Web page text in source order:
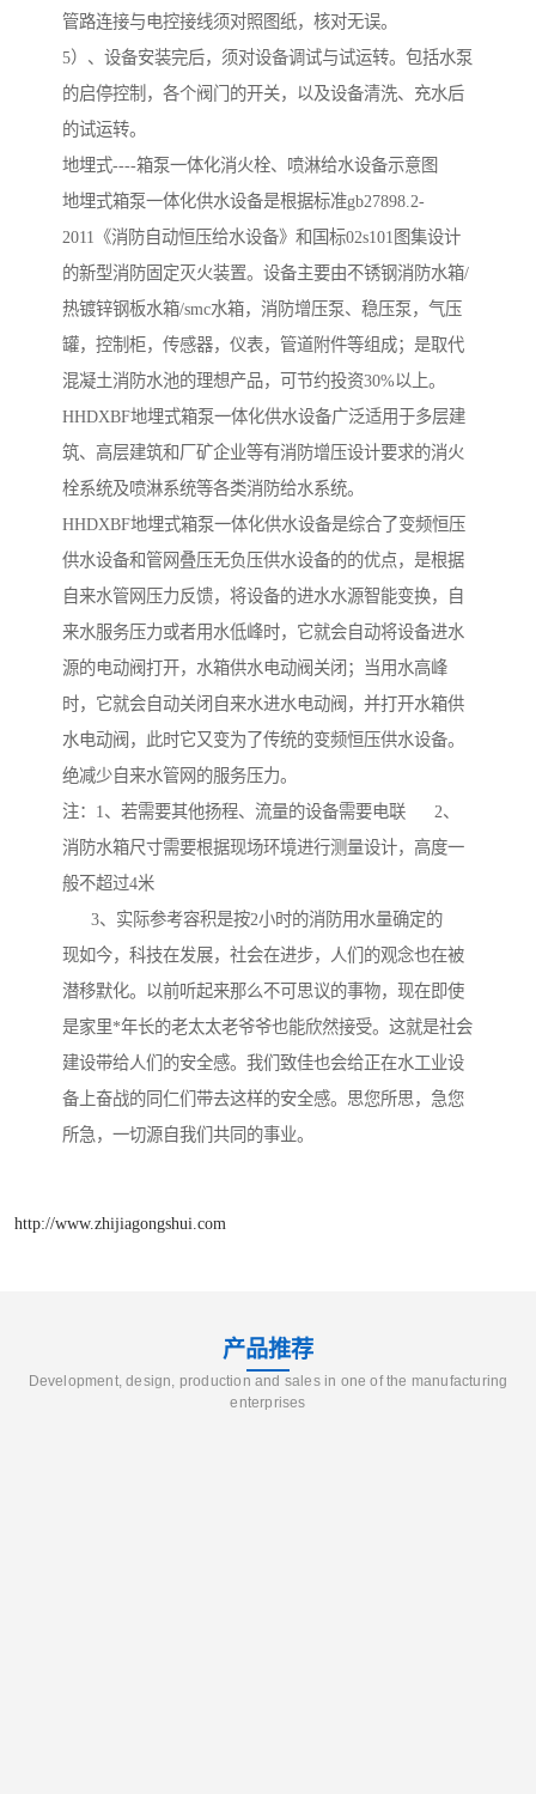
管路连接与电控接线须对照图纸，核对无误。
5）、设备安装完后，须对设备调试与试运转。包括水泵
的启停控制，各个阀门的开关，以及设备清洗、充水后
的试运转。
地埋式----箱泵一体化消火栓、喷淋给水设备示意图
地埋式箱泵一体化供水设备是根据标准gb27898.2-
2011《消防自动恒压给水设备》和国标02s101图集设计
的新型消防固定灭火装置。设备主要由不锈钢消防水箱/
热镀锌钢板水箱/smc水箱，消防增压泵、稳压泵，气压
罐，控制柜，传感器，仪表，管道附件等组成；是取代
混凝土消防水池的理想产品，可节约投资30%以上。
HHDXBF地埋式箱泵一体化供水设备广泛适用于多层建
筑、高层建筑和厂矿企业等有消防增压设计要求的消火
栓系统及喷淋系统等各类消防给水系统。
HHDXBF地埋式箱泵一体化供水设备是综合了变频恒压
供水设备和管网叠压无负压供水设备的的优点，是根据
自来水管网压力反馈，将设备的进水水源智能变换，自
来水服务压力或者用水低峰时，它就会自动将设备进水
源的电动阀打开，水箱供水电动阀关闭；当用水高峰
时，它就会自动关闭自来水进水电动阀，并打开水箱供
水电动阀，此时它又变为了传统的变频恒压供水设备。
绝减少自来水管网的服务压力。
注：1、若需要其他扬程、流量的设备需要电联 2、
消防水箱尺寸需要根据现场环境进行测量设计，高度一
般不超过4米
3、实际参考容积是按2小时的消防用水量确定的
现如今，科技在发展，社会在进步，人们的观念也在被
潜移默化。以前听起来那么不可思议的事物，现在即使
是家里*年长的老太太老爷爷也能欣然接受。这就是社会
建设带给人们的安全感。我们致佳也会给正在水工业设
备上奋战的同仁们带去这样的安全感。思您所思，急您
所急，一切源自我们共同的事业。
http://www.zhijiagongshui.com
产品推荐
Development, design, production and sales in one of the manufacturing
enterprises